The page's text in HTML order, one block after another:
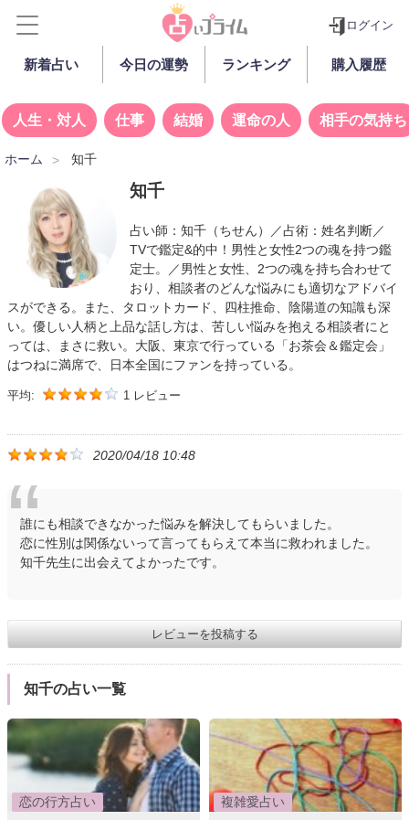
ログイン
新着占い 今日の運勢 ランキング 購入履歴
人生・対人 仕事 結婚 運命の人 相手の気持ち
ホーム 知千
知千
占い師：知千 （ちせん）／占術：姓名判断／
TVで鑑定&的中！男性と女性2つの魂を持つ鑑
定士。／男性と女性、2つの魂を持ち合わせて
おり、相談者のどんな悩みにも適切なアドバイ
スができる。また、タロットカード、四柱推命、陰陽道の知識も深
い。優しい人柄と上品な話し方は、苦しい悩みを抱える相談者にと
っては、まさに救い。大阪、東京で行っている「お茶会＆鑑定会」
はつねに満席で、日本全国にファンを持っている。
平均: 1 レビュー
2020/04/18 10:48
誰にも相談できなかった悩みを解決してもらいました。
恋に性別は関係ないって言ってもらえて本当に救われました。
知千先生に出会えてよかったです。
レビューを投稿する
知千の占い一覧
恋の行方占い
複雑愛占い